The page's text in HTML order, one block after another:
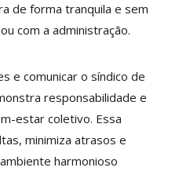
de forma tranquila e sem
com a administração.
e comunicar o síndico de
responsabilidade e
estar coletivo. Essa
minimiza atrasos e
harmonioso